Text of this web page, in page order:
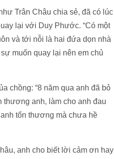
Trân Châu chia sẻ, đã có lúc
lại với Duy Phước. “Có một
và tới nỗi là hai đứa dọn nhà
muốn quay lại nên em chủ
chồng: “8 năm qua anh đã bỏ
thương anh, làm cho anh đau
tổn thương mà chưa hề
anh cho biết lời cảm ơn hay